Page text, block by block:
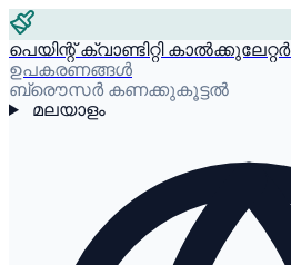
പെയിന്റ് ക്വാണ്ടിറ്റി കാൽക്കുലേറ്റർ
ഉപകരണങ്ങൾ
ബ്രൌസർ കണക്കുകൂട്ടൽ
മലയാളം